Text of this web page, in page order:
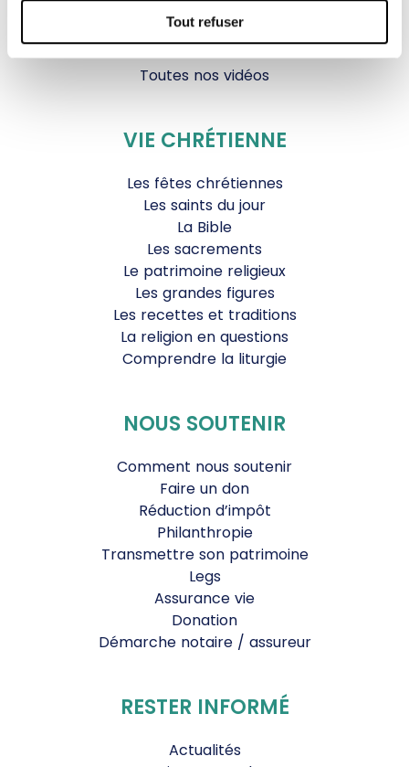
Tout refuser
JDS.tv
Nos émissions
Toutes nos vidéos
VIE CHRÉTIENNE
Les fêtes chrétiennes
Les saints du jour
La Bible
Les sacrements
Le patrimoine religieux
Les grandes figures
Les recettes et traditions
La religion en questions
Comprendre la liturgie
NOUS SOUTENIR
Comment nous soutenir
Faire un don
Réduction d’impôt
Philanthropie
Transmettre son patrimoine
Legs
Assurance vie
Donation
Démarche notaire / assureur
RESTER INFORMÉ
Actualités